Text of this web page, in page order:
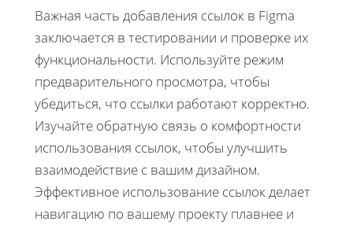
Важная часть добавления ссылок в Figma
заключается в тестировании и проверке их
функциональности. Используйте режим
предварительного просмотра, чтобы
убедиться, что ссылки работают корректно.
Изучайте обратную связь о комфортности
использования ссылок, чтобы улучшить
взаимодействие с вашим дизайном.
Эффективное использование ссылок делает
навигацию по вашему проекту плавнее и